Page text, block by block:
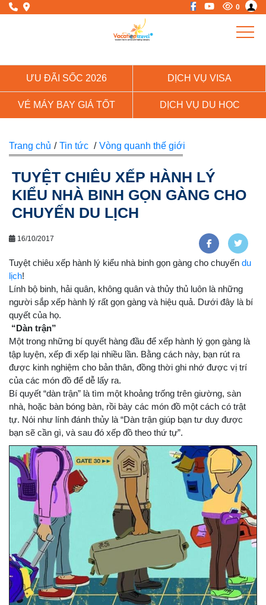
0
ƯU ĐÃI SỐC 2026 DỊCH VỤ VISA
VÉ MÁY BAY GIÁ TỐT DỊCH VỤ DU HỌC
Trang chủ / Tin tức / Vòng quanh thế giới
TUYỆT CHIÊU XẾP HÀNH LÝ
KIỂU NHÀ BINH GỌN GÀNG CHO
CHUYẾN DU LỊCH
16/10/2017
Tuyệt chiêu xếp hành lý kiểu nhà binh gọn gàng cho chuyến du
lịch!
Lính bộ binh, hải quân, không quân và thủy thủ luôn là những
người sắp xếp hành lý rất gọn gàng và hiệu quả. Dưới đây là bí
quyết của họ.
“Dàn trận”
Một trong những bí quyết hàng đầu để xếp hành lý gọn gàng là
tập luyện, xếp đi xếp lại nhiều lần. Bằng cách này, bạn rút ra
được kinh nghiệm cho bản thân, đồng thời ghi nhớ được vị trí
của các món đồ để dễ lấy ra.
Bí quyết “dàn trận” là tìm một khoảng trống trên giường, sàn
nhà, hoặc bàn bóng bàn, rồi bày các món đồ một cách có trật
tự. Nói như lính đánh thủy là “Dàn trận giúp bạn tư duy được
bạn sẽ cần gì, và sau đó xếp đồ theo thứ tự”.